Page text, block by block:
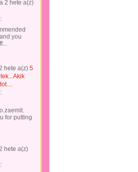
2 hete a(z)
you
hete a(z) 5
for putting
hete a(z)